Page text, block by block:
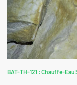
BAT-TH-121 : Chauffe-Eau